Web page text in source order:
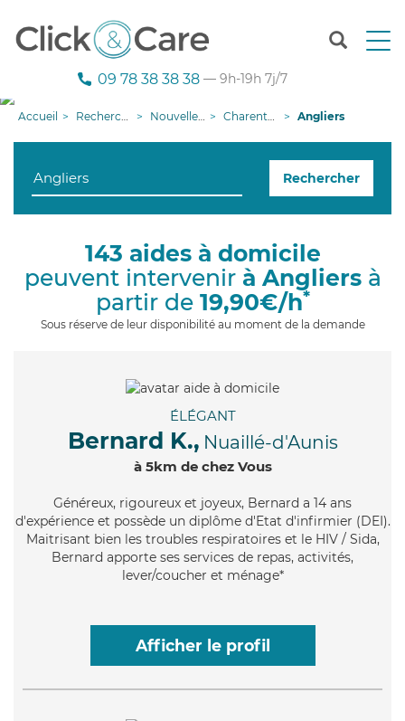
T
n
g
i
09 78 38 38 38 — 9h-19h 7j/7
Accueil Recherche aide à domicile Nouvelle-Aquitaine Charente-Maritime Angliers
Rechercher
143 aides à domicile
peuvent intervenir à Angliersà
partir de 19,90€/h*
Sous réserve de leur disponibilité au moment de la demande
ÉLÉGANT
Bernard K., Nuaillé-d'Aunis
à 5km de chez Vous
Généreux, rigoureux et joyeux, Bernard a 14 ans
d'expérience et possède un diplôme d'Etat d'infirmier (DEI).
Maitrisant bien les troubles respiratoires et le HIV / Sida,
Bernard apporte ses services de repas, activités,
lever/coucher et ménage*
Afficher le profil